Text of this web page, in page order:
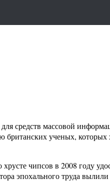
средств массовой
британских ученых,
чипсов в 2008 году
эпохального труда